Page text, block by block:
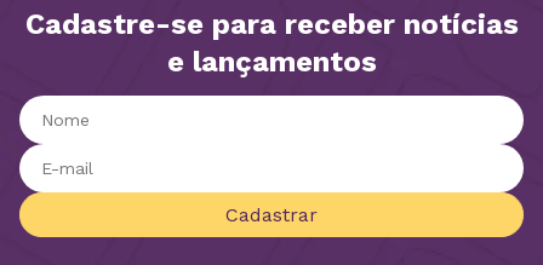
Cadastre-se para receber notícias
e lançamentos
Cadastrar